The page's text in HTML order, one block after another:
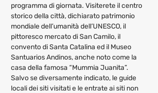
programma di giornata. Visiterete il centro
storico della città, dichiarato patrimonio
mondiale dell’umanità dell’UNESCO, il
pittoresco mercato di San Camilo, il
convento di Santa Catalina ed il Museo
Santuarios Andinos, anche noto come la
casa della famosa “Mummia Juanita”.
Salvo se diversamente indicato, le guide
locali dei siti visitati e le entrate ai siti non